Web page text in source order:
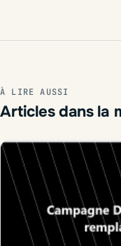
À LIRE AUSSI
Articles dans la